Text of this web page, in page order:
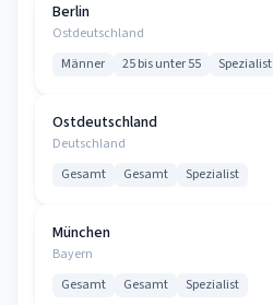
Berlin
Ostdeutschland
Männer 25 bis unter 55 Spezialist
Ostdeutschland
Deutschland
Gesamt Gesamt Spezialist
München
Bayern
Gesamt Gesamt Spezialist